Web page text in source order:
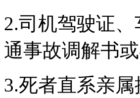
2.司机驾驶证
通事故调解书
3.死者直系亲